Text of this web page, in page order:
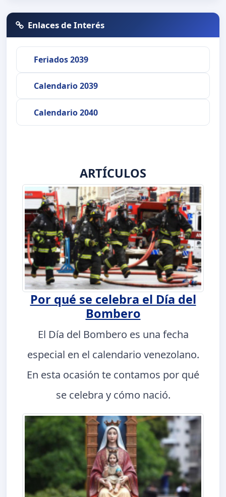
Enlaces de Interés
Feriados 2039
Calendario 2039
Calendario 2040
ARTÍCULOS
Por qué se celebra el Día del
Bombero
El Día del Bombero es una fecha
especial en el calendario venezolano.
En esta ocasión te contamos por qué
se celebra y cómo nació.